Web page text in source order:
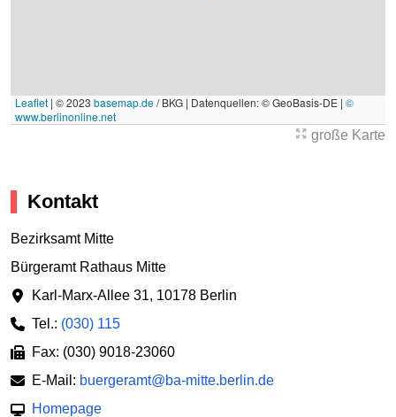
Leaflet | © 2023 basemap.de/ BKG | Datenquellen: © GeoBasis-DE | ©
www.berlinonline.net
große Karte
Kontakt
Bezirksamt Mitte
Bürgeramt Rathaus Mitte
Karl-Marx-Allee 31, 10178 Berlin
Tel.: (030) 115
Fax: (030) 9018-23060
E-Mail: buergeramt@ba-mitte.berlin.de
Homepage